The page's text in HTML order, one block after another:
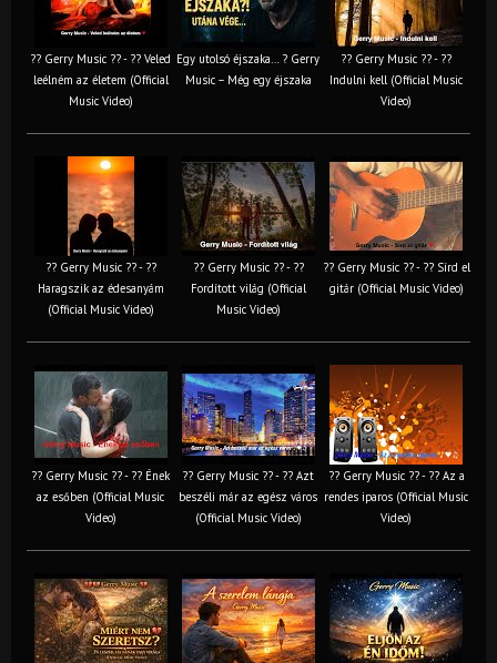
?? Gerry Music ?? - ?? Veled
leélném az életem (Official
Music Video)
Egy utolsó éjszaka… ? Gerry
Music – Még egy éjszaka
?? Gerry Music ?? - ??
Indulni kell (Official Music
Video)
?? Gerry Music ?? - ??
Haragszik az édesanyám
(Official Music Video)
?? Gerry Music ?? - ??
Fordított világ (Official
Music Video)
?? Gerry Music ?? - ?? Sírd el
gitár (Official Music Video)
?? Gerry Music ?? - ?? Ének
az esőben (Official Music
Video)
?? Gerry Music ?? - ?? Azt
beszéli már az egész város
(Official Music Video)
?? Gerry Music ?? - ?? Az a
rendes iparos (Official Music
Video)